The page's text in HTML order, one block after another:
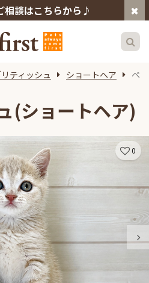
相談はこちらから♪
ティッシュ ショートヘア ペ
(ショートヘア)
0